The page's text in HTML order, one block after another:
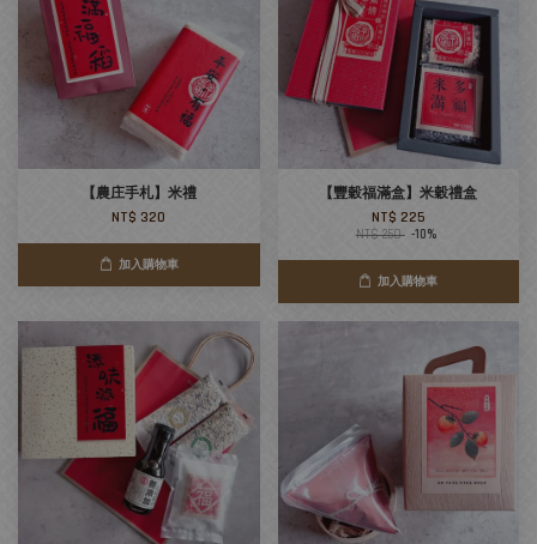
【農庄手札】米禮
NT$ 320
加入購物車
【豐穀福滿盒】米穀禮盒
NT$ 225
NT$ 250 -10%
加入購物車